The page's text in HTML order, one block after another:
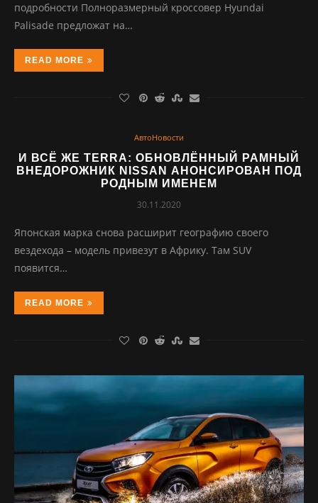
подробности Полноразмерный кроссовер Hyundai
Palisade предложат на…
READ MORE
АвтоНовости
И ВСЁ ЖЕ TERRA: ОБНОВЛЁННЫЙ РАМНЫЙ
ВНЕДОРОЖНИК NISSAN АНОНСИРОВАН ПОД
РОДНЫМ ИМЕНЕМ
30.11.2020
Японская марка снова расширит географию своего
вездехода – модель привезут в Африку. Там SUV
появится…
READ MORE